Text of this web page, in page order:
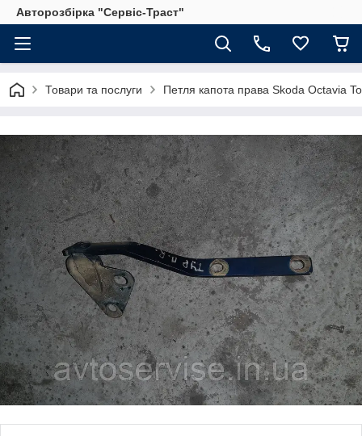
Авторозбірка "Сервіс-Траст"
Товари та послуги Петля капота права Skoda Octavia